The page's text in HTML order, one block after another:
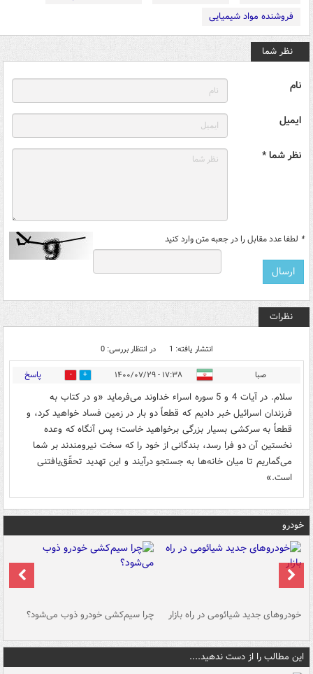
فروشنده مواد شیمیایی
نظر شما
نام
ایمیل
نظر شما *
* لطفا عدد مقابل را در جعبه متن وارد کنید
نظرات
انتشار یافته: 1 در انتظار بررسی: 0
صبا ۱۷:۳۸ - ۱۴۰۰/۰۷/۲۹ 2 پاسخ
سلام. در آیات 4 و 5 سوره اسراء خداوند می‌فرماید «و در کتاب به
فرزندان اسرائیل خبر دادیم که‏ قطعاً دو بار در زمین فساد خواهید کرد، و
قطعاً به سرکشی بسیار بزرگی برخواهید خاست‏؛ پس آنگاه که وعده
نخستین آن دو فرا رسد، بندگانی از خود را که سخت نیرومندند بر شما
می‏‌گماریم‏ تا میان خانه‏‌ها به جستجو درآیند و این تهدید تحقّق‏‌یافتنی
است‏.»
خودرو
خودروهای جدید شیائومی در راه بازار چرا سیم‌کشی خودرو ذوب می‌شود؟
این مطالب را از دست ندهید....